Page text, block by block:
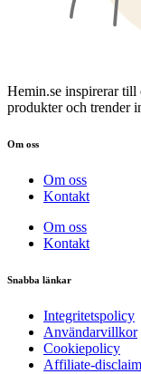
Hemin.se inspirerar till
produkter och trender
Om oss
Om oss
Kontakt
Om oss
Kontakt
Snabba länkar
Integritetspolicy
Användarvillkor
Cookiepolicy